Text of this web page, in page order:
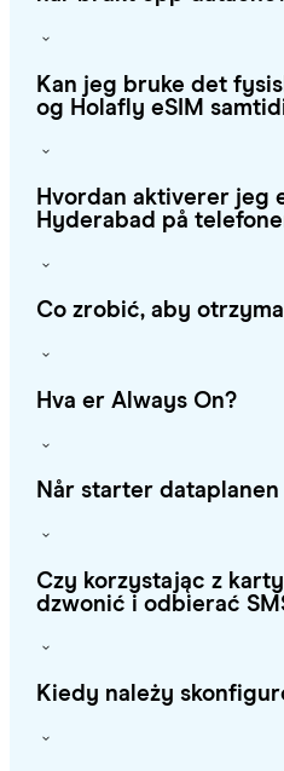
Kan jeg bruke det
og Holafly eSIM
Hvordan aktiverer jeg
Hyderabad på
Co zrobić, aby
Hva er Always On?
Når starter dataplanen
Czy korzystając z
dzwonić i odbierać
Kiedy należy